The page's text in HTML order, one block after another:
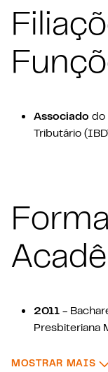
Associado do
Tributário
2011 -
Presbiteriana
Fundação
MOSTRAR MAIS